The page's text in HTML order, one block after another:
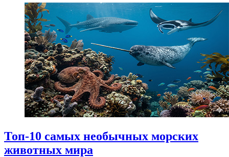
Топ-10 самых необычных морских
животных мира